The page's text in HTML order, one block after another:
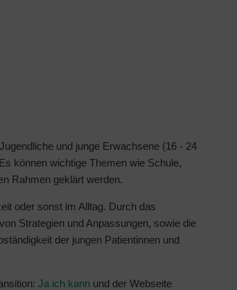
und junge Erwachsene (16 - 24
können wichtige Themen wie Schule,
Rahmen geklärt werden.
oder sonst im Alltag. Durch das
Strategien und Anpassungen, sowie die
der jungen Patientinnen und
Ja ich kann und der Webseite